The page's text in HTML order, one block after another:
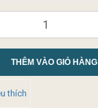
THÊM VÀO GIỎ HÀNG
thích